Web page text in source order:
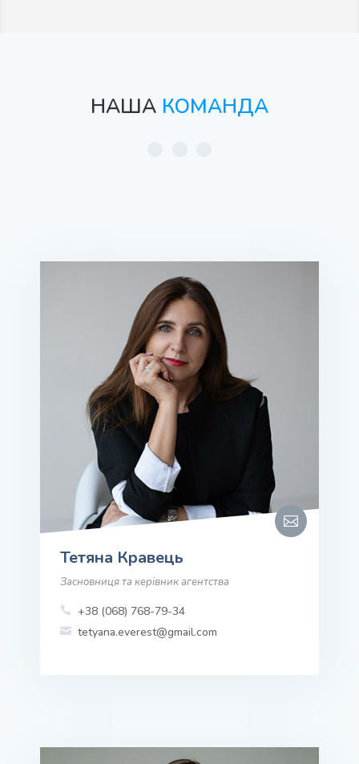
НАША КОМАНДА

Тетяна Кравець
Засновниця та керівник агентства
 +38 (068) 768-79-34
 tetyana.everest@gmail.com